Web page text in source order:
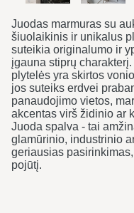
Juodas marmuras su
šiuolaikinis ir unikalus
suteikia originalumo ir
įgauna stiprų
plytelės yra skirtos
jos suteiks erdvei
panaudojimo vietos,
akcentas virš židinio ar
Juoda spalva - tai
glamūrinio, industrinio
geriausias
pojūtį.